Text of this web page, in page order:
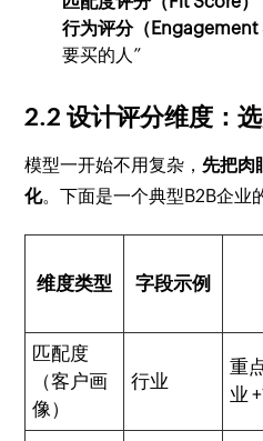
行为评分（Engagement
要买的人”
2.2 设计评分维度：
模型一开始不用复杂，先把肉
化。下面是一个典型B2B企业
维度类型 字段示例
匹配度
（客户画
像）
行业
重
业